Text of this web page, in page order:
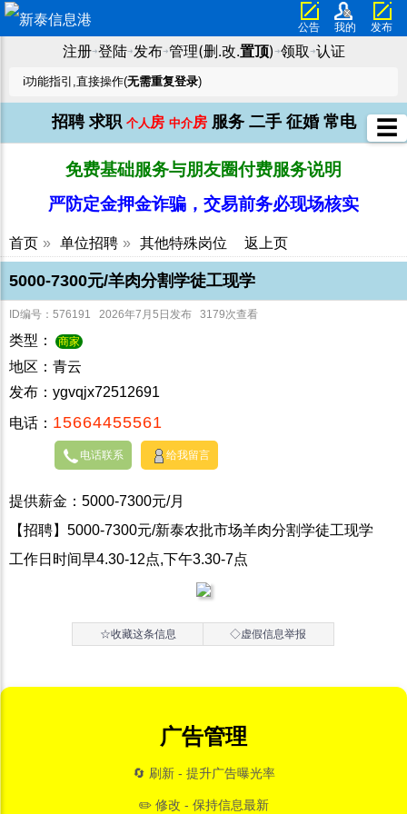
公告 我的 发布
注册➜登陆➜发布➜管理(删.改.置顶) ➜领取 ➜认证
ℹ️功能指引,直接操作(无需重复登录)
招聘 求职 个人 房 中介房 服务 二手 征婚 常电
免费基础服务与朋友圈付费服务说明
严防定金押金诈骗，交易前务必现场核实
首页 » 单位招聘 » 其他特殊岗位 返上页
5000-7300元/羊肉分割学徒工现学
ID编号：576191 2026年7月5日发布 3179次查看
类型： 商家
地区：青云
发布：ygvqjx72512691
电话： 15664455561
电话联系 给我留言
提供薪金：5000-7300元/月
【招聘】5000-7300元/新泰农批市场羊肉分割学徒工现学
工作日时间早4.30-12点,下午3.30-7点
☆收藏这条信息 ◇虚假信息举报
广告管理
🔄 刷新 - 提升广告曝光率
✏️ 修改 - 保持信息最新
☰